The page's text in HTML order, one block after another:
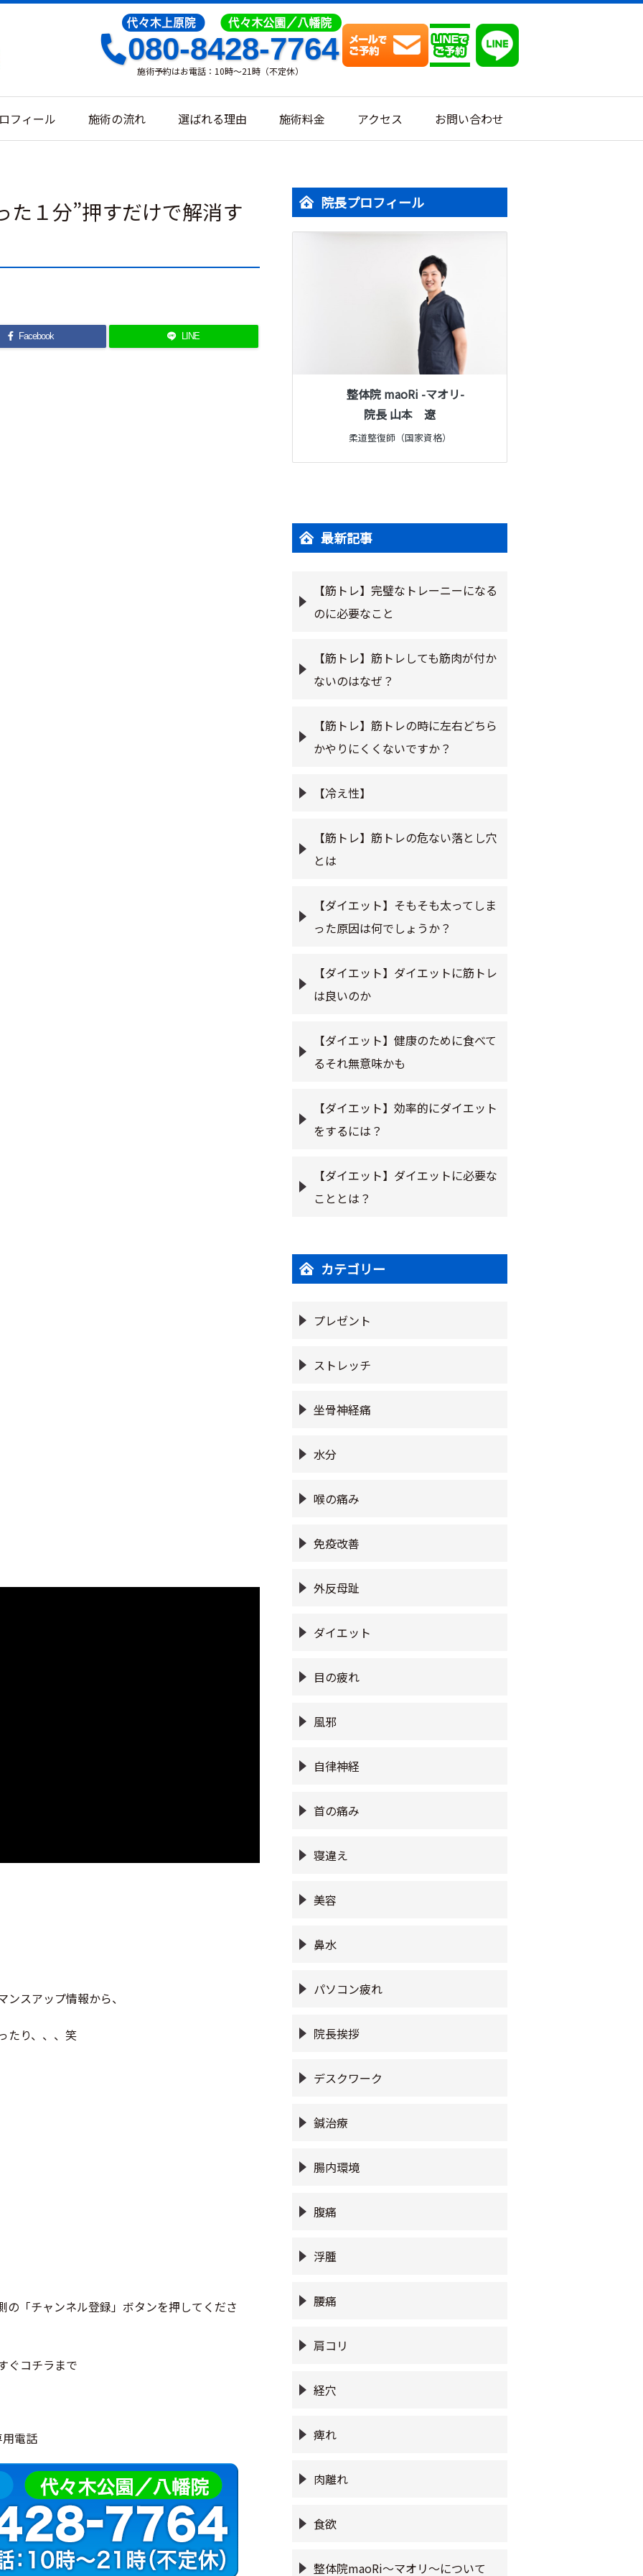
080-8428-7764
施術予約はお電話：10時～21時（不定休）
フィール 施術の流れ 選ばれる理由 施術料金 アクセス お問い合わせ
た１分”押すだけで解消す
Facebook LINE
スアップ情報から、
たり、、、笑
「チャンネル登録」ボタンを押してくださ
ぐコチラまで
電話
院長プロフィール
整体院 maoRi -マオリ-
院長 山本 遼
柔道整復師（国家資格）
最新記事
【筋トレ】完璧なトレーニーになる
のに必要なこと
【筋トレ】筋トレしても筋肉が付か
ないのはなぜ？
【筋トレ】筋トレの時に左右どちら
かやりにくくないですか？
【冷え性】
【筋トレ】筋トレの危ない落とし穴
とは
【ダイエット】そもそも太ってしま
った原因は何でしょうか？
【ダイエット】ダイエットに筋トレ
は良いのか
【ダイエット】健康のために食べて
るそれ無意味かも
【ダイエット】効率的にダイエット
をするには？
【ダイエット】ダイエットに必要な
こととは？
カテゴリー
プレゼント
ストレッチ
坐骨神経痛
水分
喉の痛み
免疫改善
外反母趾
ダイエット
目の疲れ
風邪
自律神経
首の痛み
寝違え
美容
鼻水
パソコン疲れ
院長挨拶
デスクワーク
鍼治療
腸内環境
腹痛
浮腫
腰痛
肩コリ
経穴
痺れ
肉離れ
食欲
整体院maoRi〜マオリ〜について